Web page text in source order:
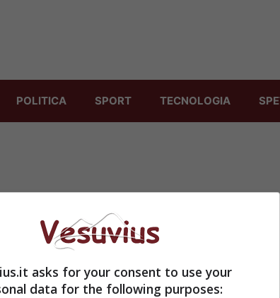
POLITICA SPORT TECNOLOGIA
“Botti” illegali, sequestrati 10mila
chili a dicembre
1 Gennaio 2014
asks for your consent to use your
data for the following purposes: